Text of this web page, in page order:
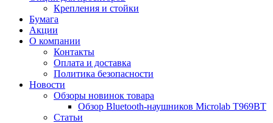
Крепления и стойки
Бумага
Акции
О компании
Контакты
Оплата и доставка
Политика безопасности
Новости
Обзоры новинок товара
Обзор Bluetooth-наушников Microlab T969BT
Статьи